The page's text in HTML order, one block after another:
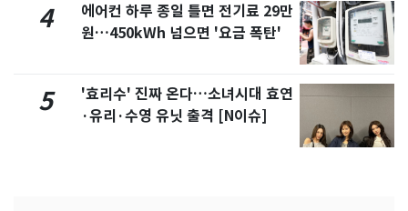
4
에어컨 하루 종일 틀면 전기료 29만
원…450kWh 넘으면 '요금 폭탄'
5
'효리수' 진짜 온다…소녀시대 효연
·유리·수영 유닛 출격 [N이슈]